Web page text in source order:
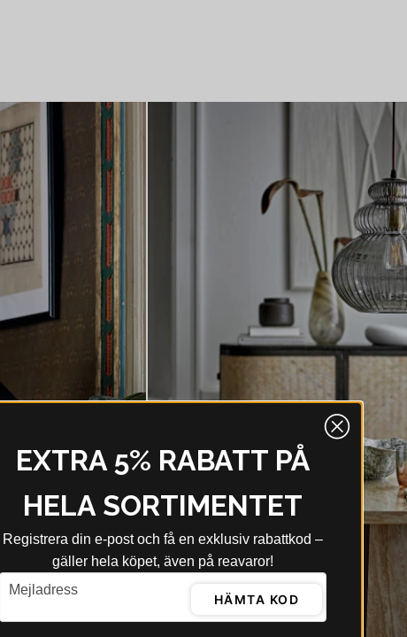
EXTRA 5% RABATT PÅ
HELA SORTIMENTET
Registrera din e‑post och få en exklusiv rabattkod –
gäller hela köpet, även på reavaror!
email
Mejladress
HÄMTA KOD